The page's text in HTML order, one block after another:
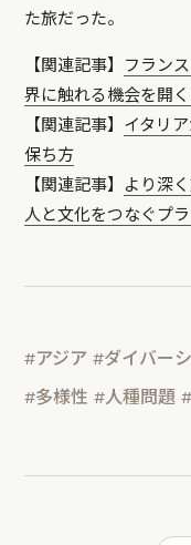
た旅だった。
【関連記事】 フラン
界に触れる機会を開
【関連記事】 イタリ
保ち方
【関連記事】 より深
人と文化をつなぐプ
#アジア #ダイバー
#多様性 #人種問題